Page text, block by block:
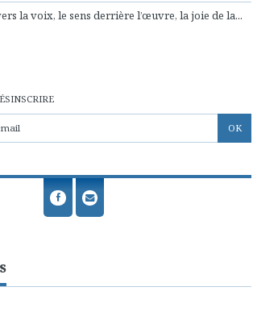
la voix, le sens derrière l’œuvre, la joie de la...